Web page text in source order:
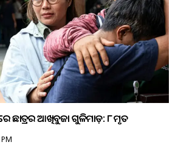
ଛାତ୍ରର ଆଖିବୁଜା ଗୁଳିମାଡ଼: ୮ ମୃତ